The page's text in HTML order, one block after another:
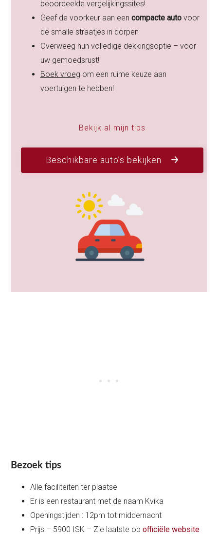
beoordeelde vergelijkingssites!
Geef de voorkeur aan een compacte autovoor
de smalle straatjes in dorpen
Overweeg hun volledige dekkingsoptie – voor
uw gemoedsrust!
Boek vroeg om een ruime keuze aan
voertuigen te hebben!
Bekijk al mijn tips
Beschikbare auto’s bekijken
Bezoek tips
Alle faciliteiten ter plaatse
Er is een restaurant met de naam Kvika
Openingstijden : 12pm tot middernacht
Prijs – 5900 ISK – Zie laatste opofficiële website